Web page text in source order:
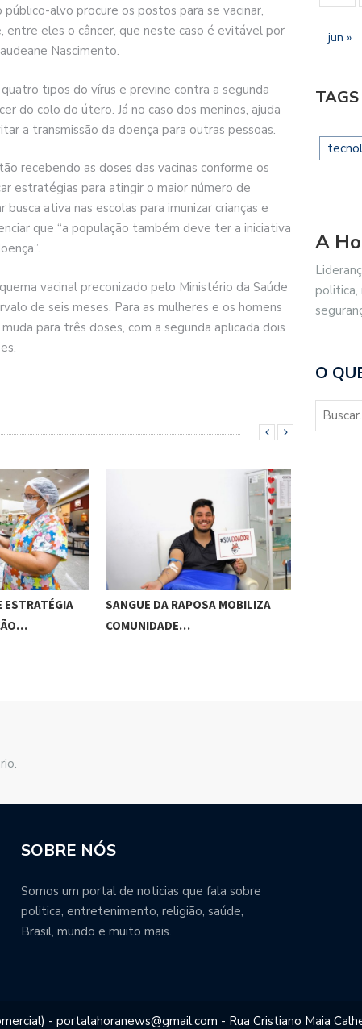
alvo procure os postos para se vacinar,
eles o câncer, que neste caso é evitável por
Nascimento.
tipos do vírus e previne contra a segunda
do colo do útero. Já no caso dos meninos, ajuda
a transmissão da doença para outras pessoas.
recebendo as doses das vacinas conforme os
estratégias para atingir o maior número de
ativa nas escolas para imunizar crianças e
que “a população também deve ter a iniciativa
vacinal preconizado pelo Ministério da Saúde
de seis meses. Para as mulheres e os homens
para três doses, com a segunda aplicada dois
ESTRATÉGIA
SANGUE DA RAPOSA MOBILIZA
COMUNIDADE…
jun »
TAGS
A
politica,
O
SOBRE NÓS
Somos um portal de noticias que fala sobre
politica, entretenimento, religião, saúde,
Brasil, mundo e muito mais.
- portalahoranews@gmail.com - Rua Cristiano Maia